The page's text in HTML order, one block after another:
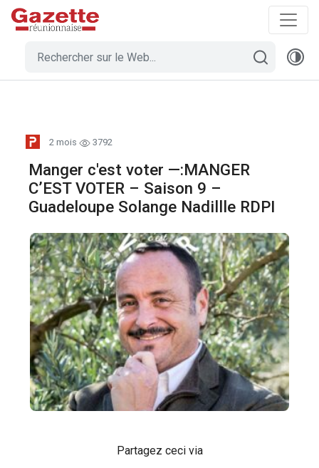
2 mois 3792
Manger c'est voter —:MANGER
C’EST VOTER – Saison 9 –
Guadeloupe Solange Nadillle RDPI
Partagez ceci via